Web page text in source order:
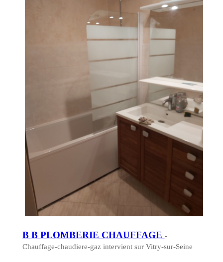
B B PLOMBERIE CHAUFFAGE -
Chauffage-chaudiere-gaz intervient sur Vitry-sur-Seine